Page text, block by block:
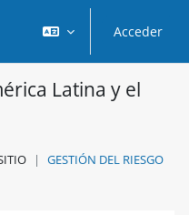
Acceder
Latina y el
GESTIÓN DEL RIESGO